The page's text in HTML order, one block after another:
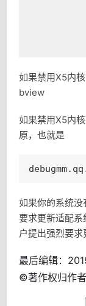
如果禁用X5内
bview
如果禁用X5内
原，也就是
如果你的系统
要求更新适配
户提出强烈要求
最后编辑：
©著作权归作